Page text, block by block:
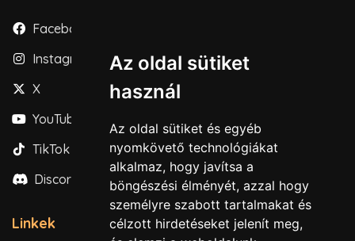
Az oldal sütiket
használ
Az oldal sütiket és egyéb
nyomkövető technológiákat
alkalmaz, hogy javítsa a
böngészési élményét, azzal hogy
személyre szabott tartalmakat és
célzott hirdetéseket jelenít meg,
Facebook
Instagram
X
YouTube
TikTok
Discord
Linkek